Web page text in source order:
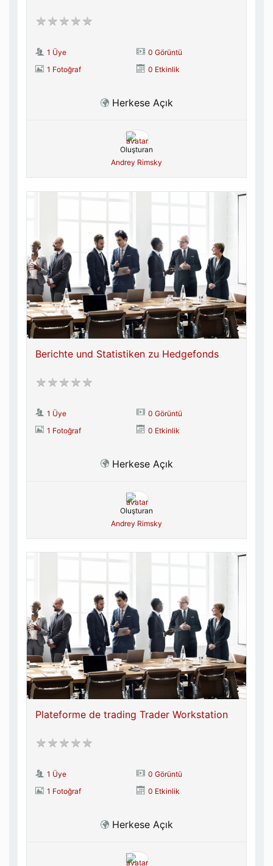
1 Üye
0 Görüntü
1 Fotoğraf
0 Etkinlik
Herkese Açık
Oluşturan
Andrey Rimsky
Berichte und Statistiken zu Hedgefonds
1 Üye
0 Görüntü
1 Fotoğraf
0 Etkinlik
Herkese Açık
Oluşturan
Andrey Rimsky
Plateforme de trading Trader Workstation
1 Üye
0 Görüntü
1 Fotoğraf
0 Etkinlik
Herkese Açık